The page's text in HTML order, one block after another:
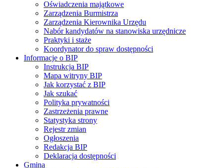
Oświadczenia majątkowe
Zarządzenia Burmistrza
Zarządzenia Kierownika Urzędu
Nabór kandydatów na stanowiska urzędnicze
Praktyki i staże
Koordynator do spraw dostępności
Informacje o BIP
Instrukcja BIP
Mapa witryny BIP
Jak korzystać z BIP
Jak szukać
Polityka prywatności
Zastrzeżenia prawne
Statystyka strony
Rejestr zmian
Ogłoszenia
Redakcja BIP
Deklaracja dostępności
Gmina